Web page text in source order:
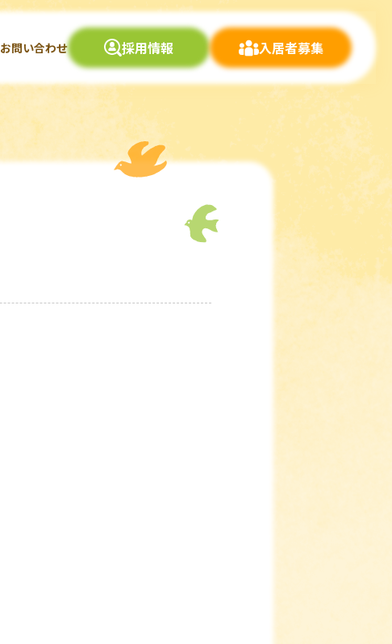
お問い合わせ 採用情報 入居者募集